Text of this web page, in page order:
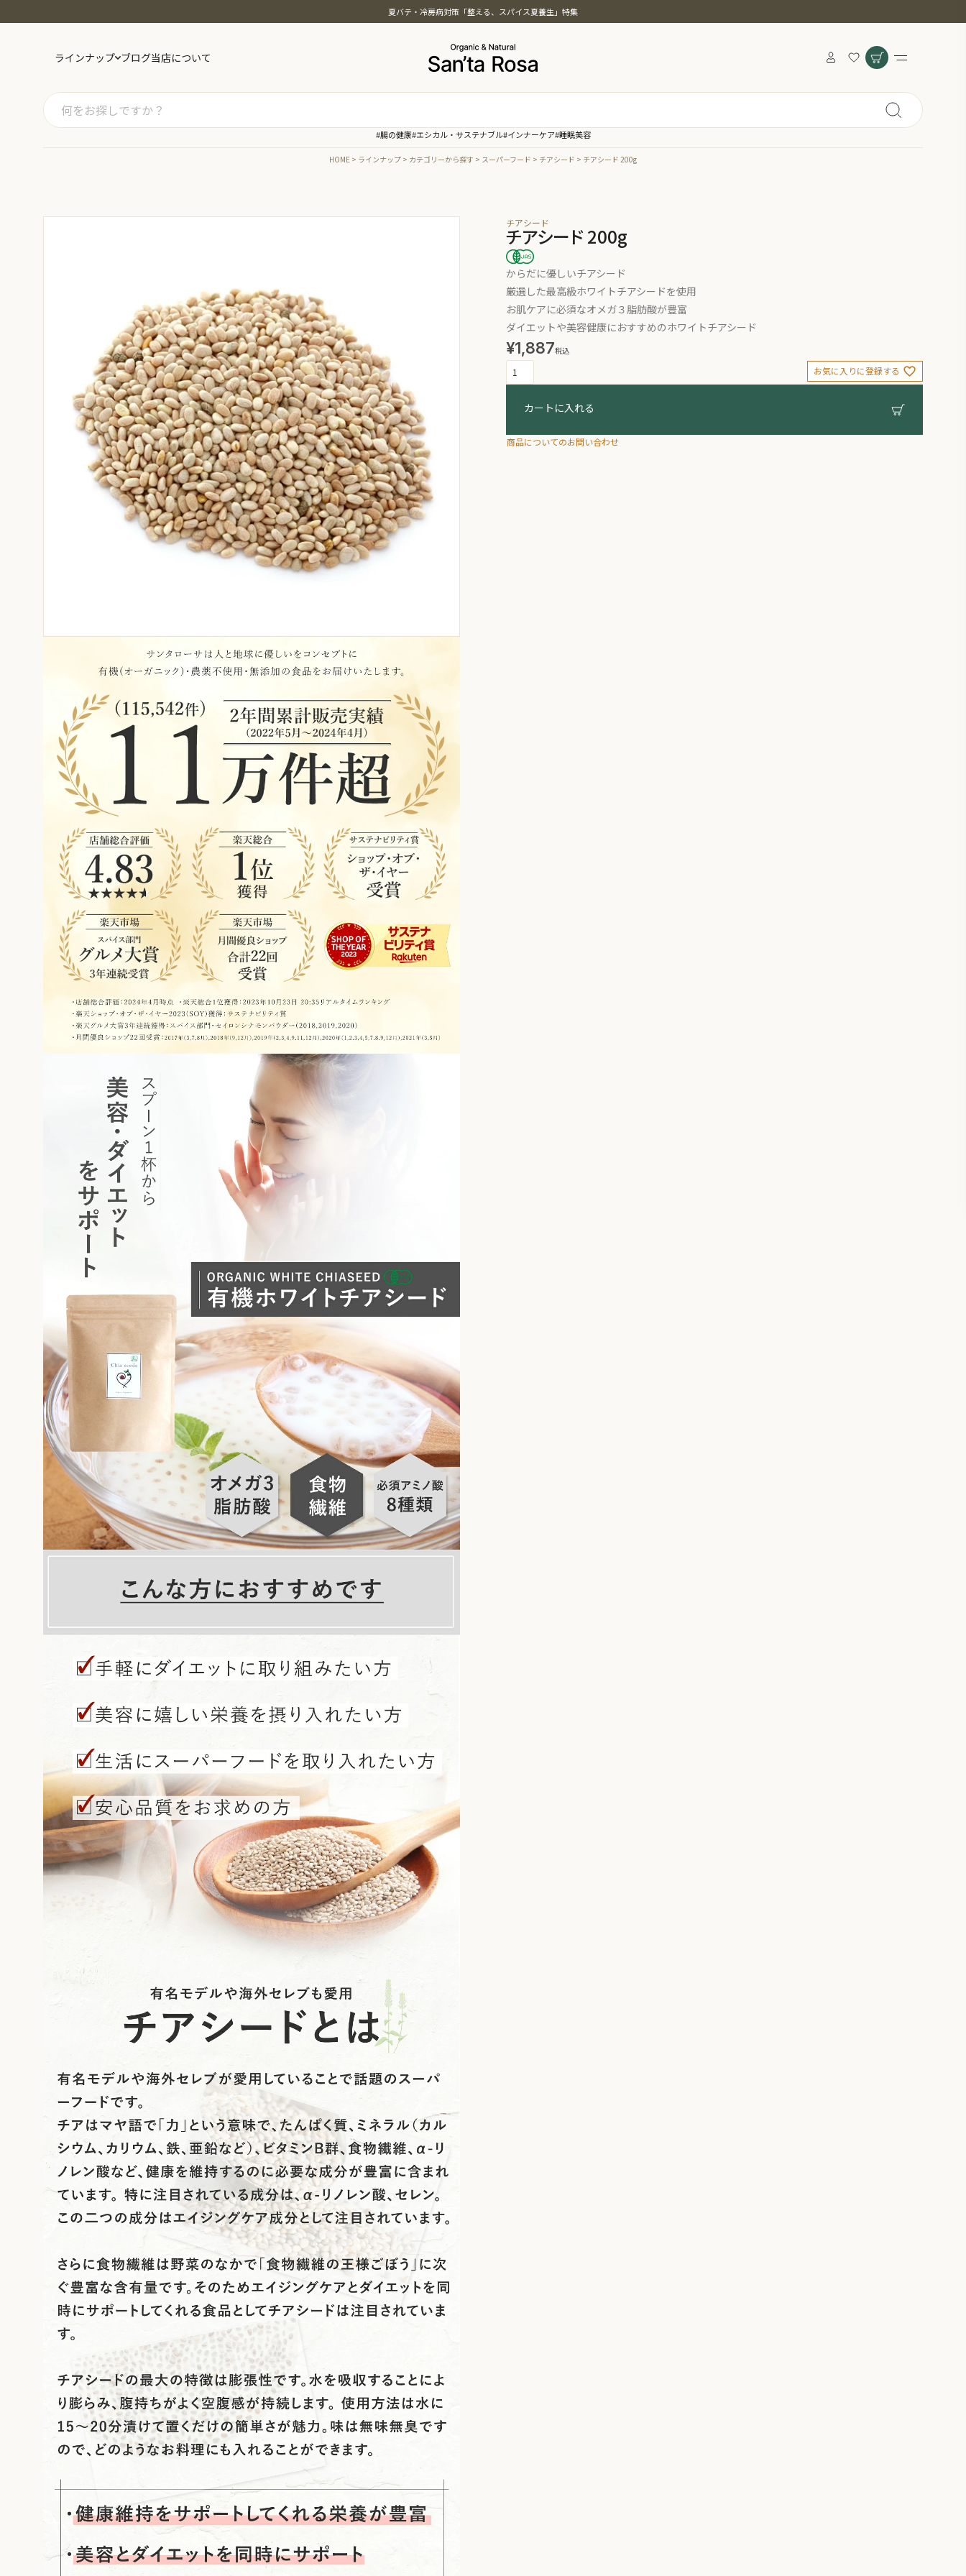
夏バテ・冷房病対策「整える、スパイス夏養生」特集
ラインナップ
カテゴリー
ナッツ・シード・雑穀
日本茶
特集
夏バテ・冷房病対策「整える、スパイス
夏養生」特集
インナービューティー特集
時短オーガニック特集
ブログ当店について
#腸の健康#エシカル・サステナブル#インナーケア#睡眠美容
HOME ラインナップ カテゴリーから探す スーパーフード チアシード チアシード 200g
チアシード
チアシード 200g
からだに優しいチアシード
厳選した最高級ホワイトチアシードを使用
お肌ケアに必須なオメガ３脂肪酸が豊富
ダイエットや美容健康におすすめのホワイトチアシード
¥1,887税込
お気に入りに登録する
カートに入れる
商品についてのお問い合わせ